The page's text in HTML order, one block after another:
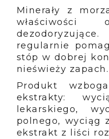
Minerały z
właściwości
dezodoryzujące.
regularnie
stóp w dobrej
nieświeży zapach.
Produkt
ekstrakty:
lekarskiego,
polnego, wyciąg
ekstrakt z liści